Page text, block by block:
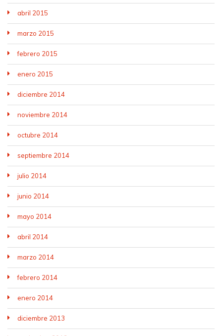
abril 2015
marzo 2015
febrero 2015
enero 2015
diciembre 2014
noviembre 2014
octubre 2014
septiembre 2014
julio 2014
junio 2014
mayo 2014
abril 2014
marzo 2014
febrero 2014
enero 2014
diciembre 2013